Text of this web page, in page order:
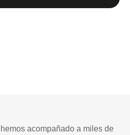
acompañado a miles de